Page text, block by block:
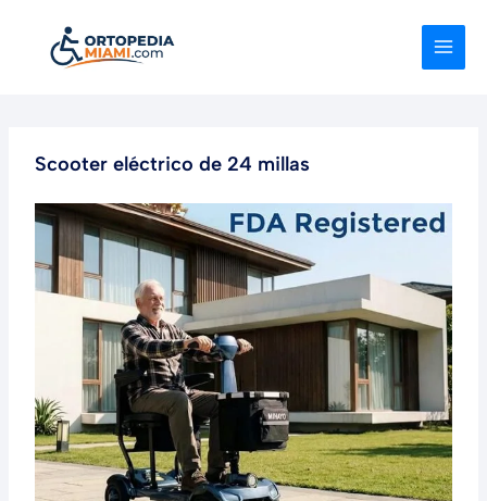
contenido
Scooter eléctrico de 24 millas